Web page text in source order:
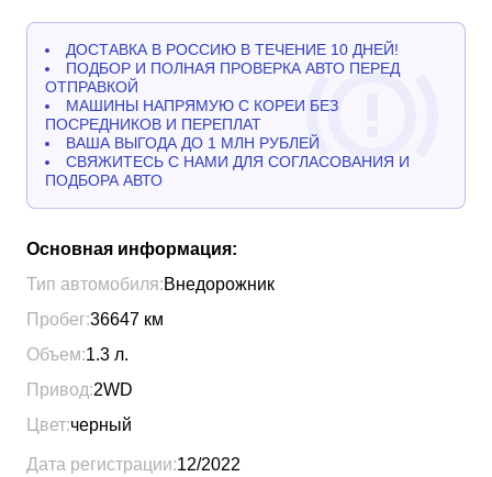
ДОСТАВКА В РОССИЮ В ТЕЧЕНИЕ 10 ДНЕЙ!
ПОДБОР И ПОЛНАЯ ПРОВЕРКА АВТО ПЕРЕД
ОТПРАВКОЙ
МАШИНЫ НАПРЯМУЮ С КОРЕИ БЕЗ
ПОСРЕДНИКОВ И ПЕРЕПЛАТ
ВАША ВЫГОДА ДО 1 МЛН РУБЛЕЙ
СВЯЖИТЕСЬ С НАМИ ДЛЯ СОГЛАСОВАНИЯ И
ПОДБОРА АВТО
Основная информация:
Тип автомобиля:Внедорожник
Пробег:36647 км
Объем:1.3 л.
Привод:2WD
Цвет:черный
Дата регистрации:12/2022